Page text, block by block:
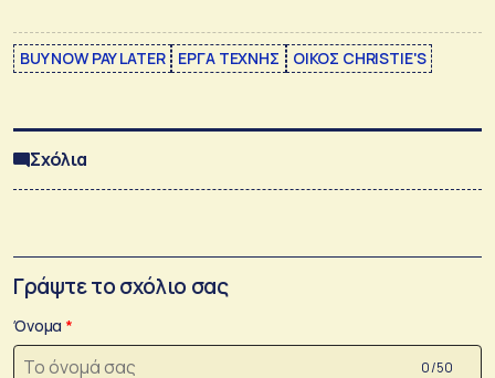
BUY NOW PAY LATER ΕΡΓΑ ΤΕΧΝΗΣ ΟΙΚΟΣ CHRISTIE'S
Σχόλια
Γράψτε το σχόλιο σας
Όνομα
0 /50